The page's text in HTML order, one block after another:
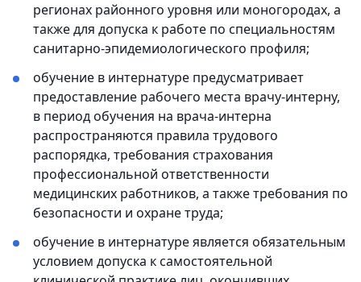
регионах районного уровня или моногородах, а
также для допуска к работе по специальностям
санитарно-эпидемиологического профиля;
обучение в интернатуре предусматривает
предоставление рабочего места врачу-интерну,
в период обучения на врача-интерна
распространяются правила трудового
распорядка, требования страхования
профессиональной ответственности
медицинских работников, а также требования по
безопасности и охране труда;
обучение в интернатуре является обязательным
условием допуска к самостоятельной